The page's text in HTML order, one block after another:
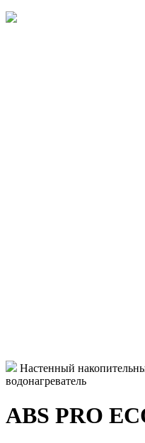
Настенный
водонагреватель
ABS PRO